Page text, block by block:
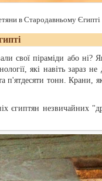
в Стародавньому Єгипті
свої піраміди або
які навіть зараз
п'ятдесяти тонн. Крани,
єгиптян незвичайних